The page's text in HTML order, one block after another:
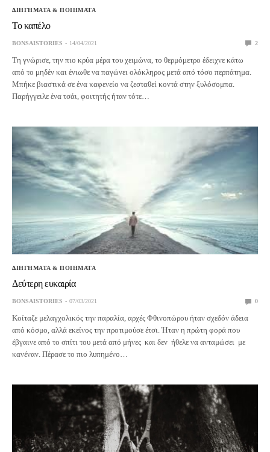
ΔΙΗΓΗΜΑΤΑ & ΠΟΙΗΜΑΤΑ
Το καπέλο
BONSAISTORIES 14/04/2021 2
Τη γνώρισε, την πιο κρύα μέρα του χειμώνα, το θερμόμετρο έδειχνε κάτω
από το μηδέν και ένιωθε να παγώνει ολόκληρος μετά από τόσο περπάτημα.
Μπήκε βιαστικά σε ένα καφενείο να ζεσταθεί κοντά στην ξυλόσομπα.
Παρήγγειλε ένα τσάι, φοιτητής ήταν τότε…
ΔΙΗΓΗΜΑΤΑ & ΠΟΙΗΜΑΤΑ
Δεύτερη ευκαιρία
BONSAISTORIES 07/03/2021 0
Κοίταζε μελαγχολικός την παραλία, αρχές Φθινοπώρου ήταν σχεδόν άδεια
από κόσμο, αλλά εκείνος την προτιμούσε έτσι. Ήταν η πρώτη φορά που
έβγαινε από το σπίτι του μετά από μήνες και δεν ήθελε να ανταμώσει με
κανέναν. Πέρασε το πιο λυπημένο…